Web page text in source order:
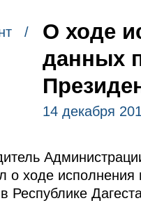
/
О ходе
данных
14 декабря
о ходе исполнения
Республике